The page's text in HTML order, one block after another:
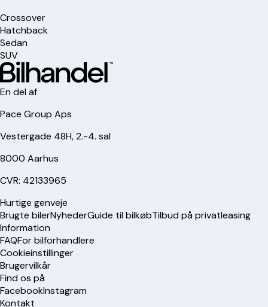
Crossover
Hatchback
Sedan
SUV
En del af
Pace Group Aps
Vestergade 48H, 2.-4. sal
8000 Aarhus
CVR: 42133965
Hurtige genveje
Brugte bilerNyhederGuide til bilkøbTilbud på privatleasing
Information
FAQFor bilforhandlere
Cookieinstillinger
Brugervilkår
Find os på
FacebookInstagram
Kontakt